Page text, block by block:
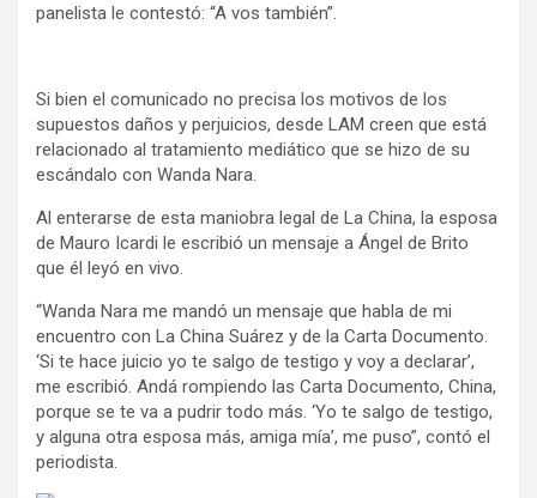
panelista le contestó: “A vos también”.
Si bien el comunicado no precisa los motivos de los
supuestos daños y perjuicios, desde LAM creen que está
relacionado al tratamiento mediático que se hizo de su
escándalo con Wanda Nara.
Al enterarse de esta maniobra legal de La China, la esposa
de Mauro Icardi le escribió un mensaje a Ángel de Brito
que él leyó en vivo.
“Wanda Nara me mandó un mensaje que habla de mi
encuentro con La China Suárez y de la Carta Documento.
‘Si te hace juicio yo te salgo de testigo y voy a declarar’,
me escribió. Andá rompiendo las Carta Documento, China,
porque se te va a pudrir todo más. ‘Yo te salgo de testigo,
y alguna otra esposa más, amiga mía’, me puso”, contó el
periodista.